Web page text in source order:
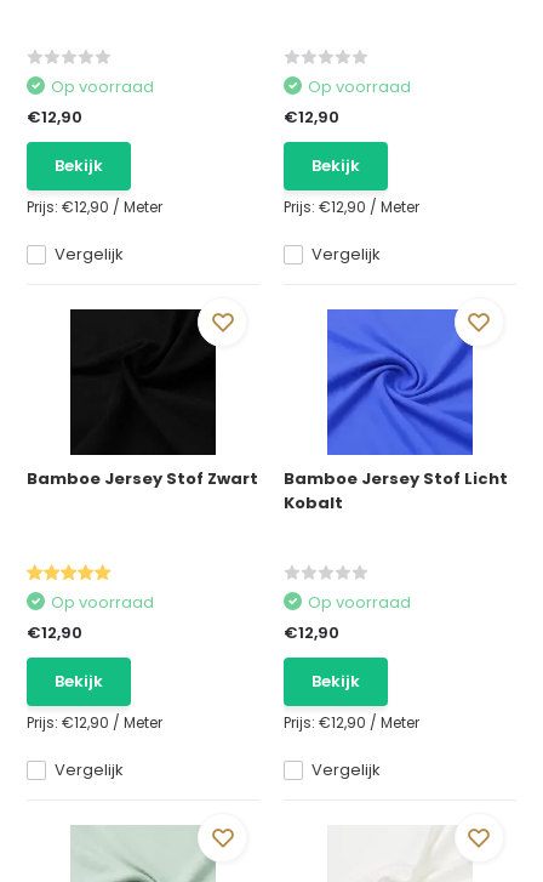
Vergelijk
Op voorraad
€12,90
Bekijk
Prijs:€12,90 /Meter
Vergelijk
Op voorraad
€12,90
Bekijk
Prijs: €12,90 / Meter
Bamboe Jersey Stof Zwart
Vergelijk
Op voorraad
€12,90
Bekijk
Prijs:€12,90 /Meter
Bamboe Jersey Stof Licht
Kobalt
Vergelijk
Op voorraad
€12,90
Bekijk
Prijs: €12,90 / Meter